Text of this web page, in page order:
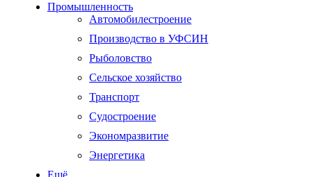
Промышленность
Автомобилестроение
Производство в УФСИН
Рыболовство
Сельское хозяйство
Транспорт
Судостроение
Экономразвитие
Энергетика